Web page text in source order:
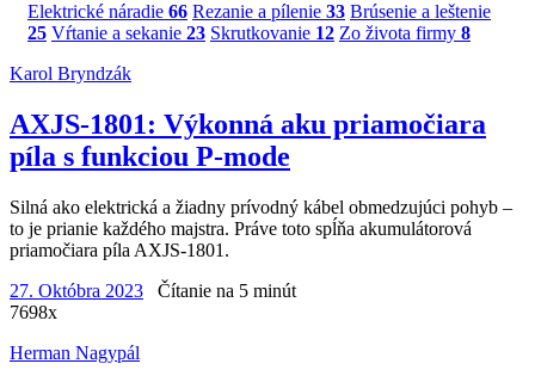
Elektrické náradie 66 Rezanie a pílenie 33 Brúsenie a leštenie
25 Vŕtanie a sekanie 23 Skrutkovanie 12 Zo života firmy 8
Karol Bryndzák
AXJS-1801: Výkonná aku priamočiara
píla s funkciou P-mode
Silná ako elektrická a žiadny prívodný kábel obmedzujúci pohyb –
to je prianie každého majstra. Práve toto spĺňa akumulátorová
priamočiara píla AXJS-1801.
27. Októbra 2023
Čítanie na 5 minút
7698x
Herman Nagypál